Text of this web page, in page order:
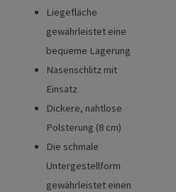
Liegefläche
gewährleistet eine
bequeme Lagerung
Nasenschlitz mit
Einsatz
Dickere, nahtlose
Polsterung (8 cm)
Die schmale
Untergestellform
gewährleistet einen